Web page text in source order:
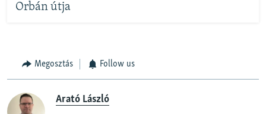
Orbán útja
Megosztás Follow us
Arató László